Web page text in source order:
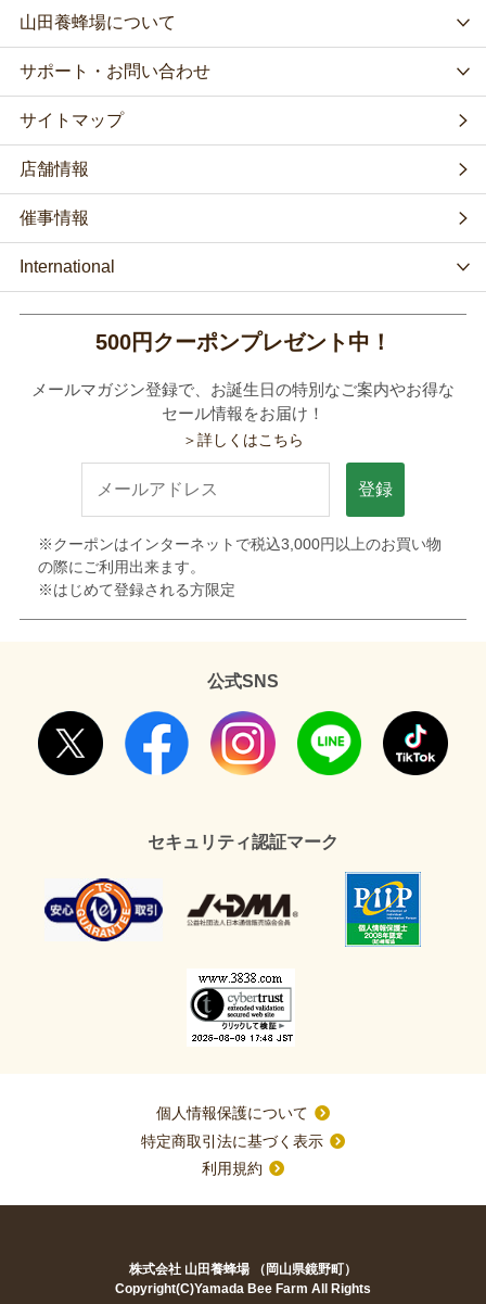
山田養蜂場について
サポート・お問い合わせ
サイトマップ
店舗情報
催事情報
International
500円クーポンプレゼント中！
メールマガジン登録で、お誕生日の特別なご案内やお得な
セール情報をお届け！
＞詳しくはこちら
登録
※クーポンはインターネットで税込3,000円以上のお買い物
の際にご利用出来ます。
※はじめて登録される方限定
公式SNS
セキュリティ認証マーク
個人情報保護について
特定商取引法に基づく表示
利用規約
株式会社 山田養蜂場 （岡山県鏡野町）
Copyright(C)Yamada Bee Farm All Rights